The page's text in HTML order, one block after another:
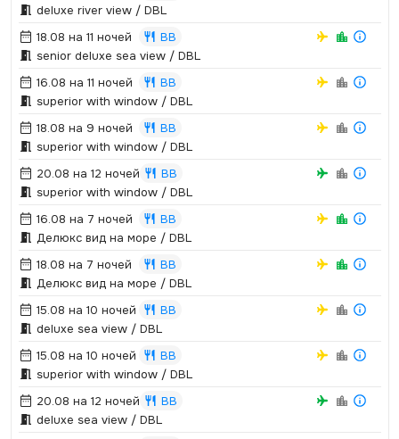
deluxe river view / DBL
18.08 на 11 ночей
BB
senior deluxe sea view / DBL
16.08 на 11 ночей
BB
superior with window / DBL
18.08 на 9 ночей
BB
superior with window / DBL
20.08 на 12 ночей
BB
superior with window / DBL
16.08 на 7 ночей
BB
Делюкс вид на море / DBL
18.08 на 7 ночей
BB
Делюкс вид на море / DBL
15.08 на 10 ночей
BB
deluxe sea view / DBL
15.08 на 10 ночей
BB
superior with window / DBL
20.08 на 12 ночей
BB
deluxe sea view / DBL